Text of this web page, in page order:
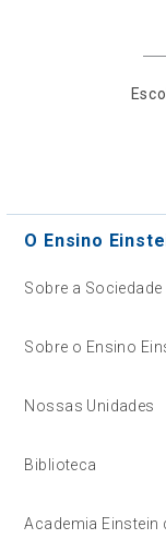
O Ensino
Sobre a Sociedade
Sobre o Ensino
Nossas Unidades
Biblioteca
Academia Einstein